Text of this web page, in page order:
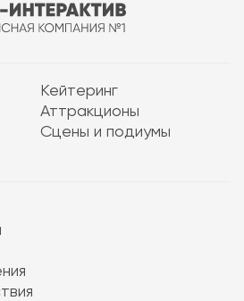
Кейтеринг
Аттракционы
Сцены и подиумы